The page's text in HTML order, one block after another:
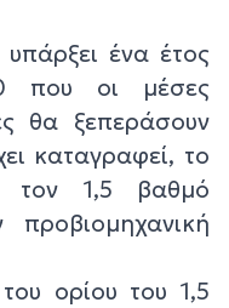
ένα έτος
που οι μέσες
θα ξεπεράσουν
καταγραφεί, το
τον 1,5 βαθμό
ορίου του 1,5